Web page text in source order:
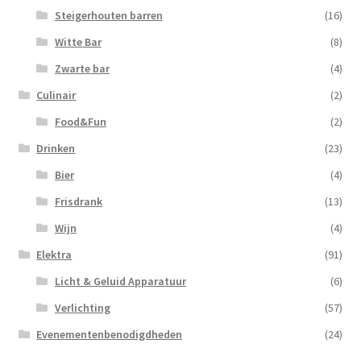
Steigerhouten barren
(16)
Witte Bar
(8)
Zwarte bar
(4)
Culinair
(2)
Food&Fun
(2)
Drinken
(23)
Bier
(4)
Frisdrank
(13)
Wijn
(4)
Elektra
(91)
Licht & Geluid Apparatuur
(6)
Verlichting
(57)
Evenementenbenodigdheden
(24)